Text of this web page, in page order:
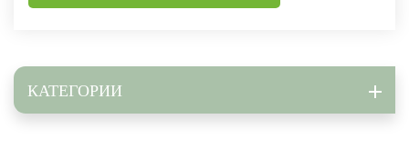
КАТЕГОРИИ